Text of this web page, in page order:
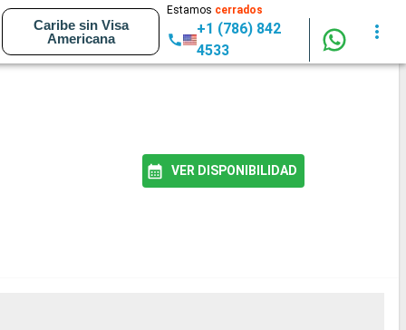
Caribe sin Visa
Americana
Estamos cerrados
+1 (786) 842
4533
VER DISPONIBILIDAD